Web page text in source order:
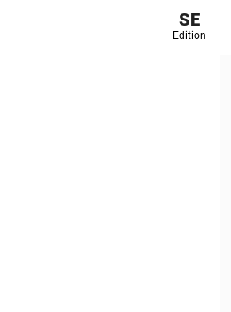
SE
Edition